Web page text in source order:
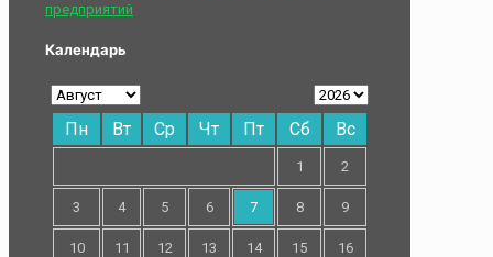
предприятий
Календарь
Пн Вт Ср Чт Пт Сб Вс
1 2
3 4 5 6 7 8 9
10 11 12 13 14 15 16